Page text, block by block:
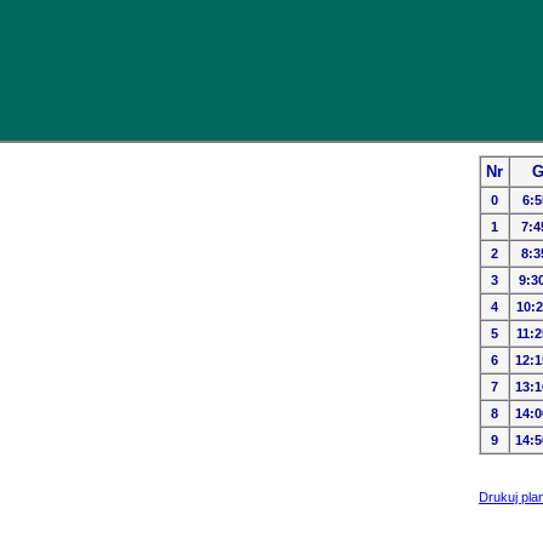
Nr
0
1
2
3
4
5
6
7
8
9
Drukuj